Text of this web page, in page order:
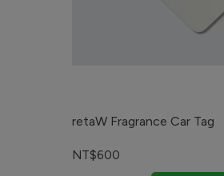
retaW Fragrance Car Tag
NT$600